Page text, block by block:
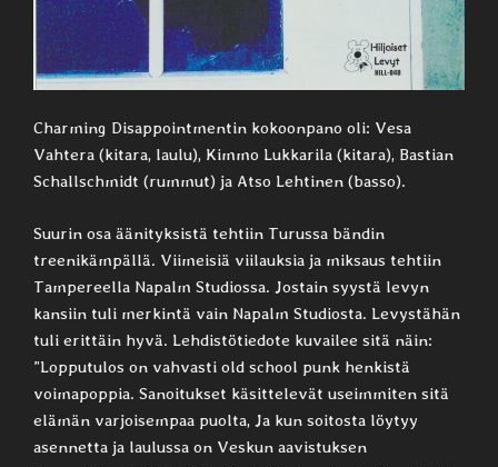
Charming Disappointmentin kokoonpano oli: Vesa
Vahtera (kitara, laulu), Kimmo Lukkarila (kitara), Bastian
Schallschmidt (rummut) ja Atso Lehtinen (basso).
Suurin osa äänityksistä tehtiin Turussa bändin
treenikämpällä. Viimeisiä viilauksia ja miksaus tehtiin
Tampereella Napalm Studiossa. Jostain syystä levyn
kansiin tuli merkintä vain Napalm Studiosta. Levystähän
tuli erittäin hyvä. Lehdistötiedote kuvailee sitä näin:
”Lopputulos on vahvasti old school punk henkistä
voimapoppia. Sanoitukset käsittelevät useimmiten sitä
elämän varjoisempaa puolta, Ja kun soitosta löytyy
asennetta ja laulussa on Veskun aavistuksen